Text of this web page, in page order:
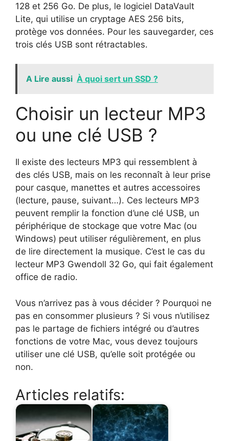
128 et 256 Go. De plus, le logiciel DataVault
Lite, qui utilise un cryptage AES 256 bits,
protège vos données. Pour les sauvegarder, ces
trois clés USB sont rétractables.
A Lire aussi À quoi sert un SSD ?
Choisir un lecteur MP3
ou une clé USB ?
Il existe des lecteurs MP3 qui ressemblent à
des clés USB, mais on les reconnaît à leur prise
pour casque, manettes et autres accessoires
(lecture, pause, suivant…). Ces lecteurs MP3
peuvent remplir la fonction d’une clé USB, un
périphérique de stockage que votre Mac (ou
Windows) peut utiliser régulièrement, en plus
de lire directement la musique. C’est le cas du
lecteur MP3 Gwendoll 32 Go, qui fait également
office de radio.
Vous n’arrivez pas à vous décider ? Pourquoi ne
pas en consommer plusieurs ? Si vous n’utilisez
pas le partage de fichiers intégré ou d’autres
fonctions de votre Mac, vous devez toujours
utiliser une clé USB, qu’elle soit protégée ou
non.
Articles relatifs: